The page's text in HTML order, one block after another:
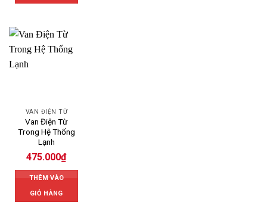
VAN ĐIỆN TỪ
Van Điện Từ
Trong Hệ Thống
Lạnh
475.000₫
THÊM VÀO
GIỎ HÀNG